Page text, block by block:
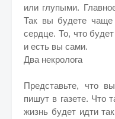
или глупыми.
Так вы будете
сердце. То, что
и есть вы сами.
Два некролога
Представьте, что
пишут в газете. Что
жизнь будет идти